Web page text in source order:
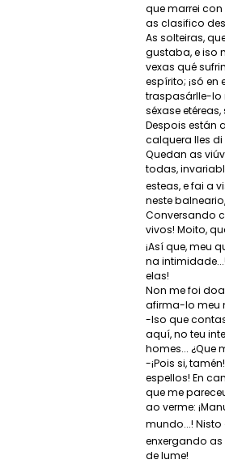
que marrei
as clasifico
As solteiras,
gustaba, e iso
vexas qué
espírito; ¡só
traspasárlle-lo
séxase
Despois están
calquera lles
Quedan as
todas,
esteas, e fai a
neste
Conversando
vivos! Moito,
¡Así que, meu
na
elas!
Non me foi
afirma-lo meu
-Iso que
aquí, no teu
homes... ¿Que
-¡Pois si,
espellos! En
que me
ao verme:
mundo...!
enxergando
de lume!